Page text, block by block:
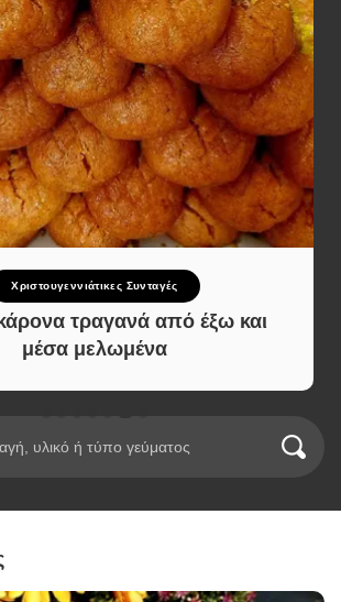
Χριστουγεννιάτικες Συνταγές
τραγανά από έξω και
μέσα μελωμένα